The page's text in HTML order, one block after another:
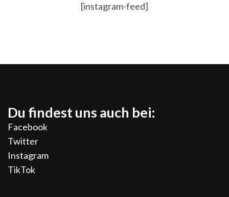
[instagram-feed]
Du findest uns auch bei:
Facebook
Twitter
Instagram
TikTok